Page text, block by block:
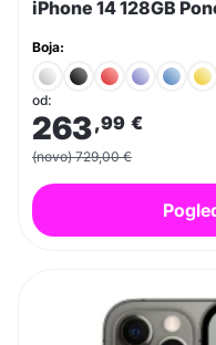
iPhone 14 128GB
Boja:
od:
263,99 €
(novo) 729,00 €